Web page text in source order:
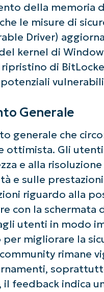
della memoria
le misure di
Driver)
kernel di
di
Generale
generale che
ottimista. Gli
e alla
e sulle
riguardo alla
con la
utenti in modo
migliorare la
rimane
il feedback indica